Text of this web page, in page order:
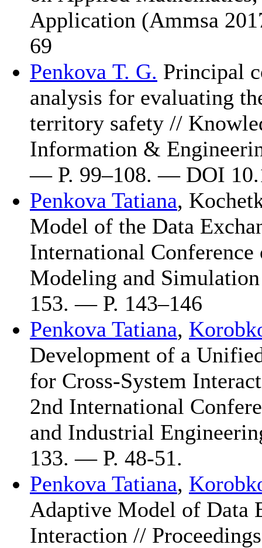
Application (Ammsa
69
Penkova T. G. Principal
analysis for evaluating
territory safety //
Information &
— P. 99–108. — DOI
Penkova Tatiana,
Model of the Data
International
Modeling and
153. — P. 143–146
Penkova Tatiana,
Development of a
for Cross-System
2nd International
and Industrial
133. — P. 48-51.
Penkova Tatiana,
Adaptive Model of Data
Interaction //